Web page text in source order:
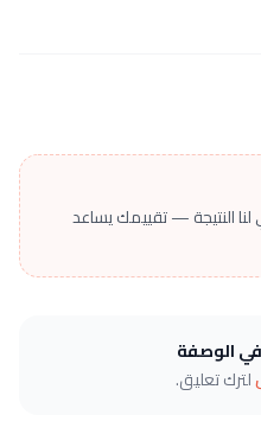
النتيجة — تقييمك يساعد
الوصفة
لترك تعليق.